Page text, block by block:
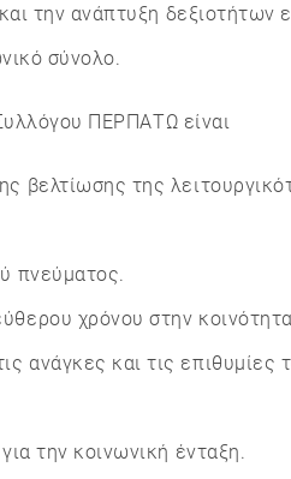
ανάπτυξη δεξιοτήτων
σύνολο.
ΠΕΡΠΑΤΩ είναι
βελτίωσης της
πνεύματος.
χρόνου στην
και τις επιθυμίες
την κοινωνική ένταξη.